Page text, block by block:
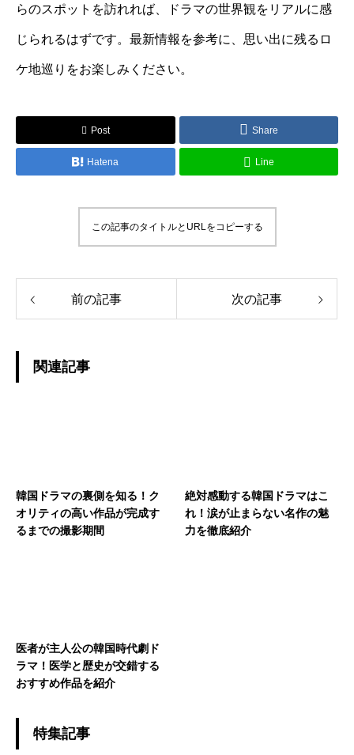
らのスポットを訪れれば、ドラマの世界観をリアルに感
じられるはずです。最新情報を参考に、思い出に残るロ
ケ地巡りをお楽しみください。
Post Share
Hatena Line
この記事のタイトルとURLをコピーする
前の記事 次の記事
関連記事
韓国ドラマの裏側を知る！ク
オリティの高い作品が完成す
るまでの撮影期間
絶対感動する韓国ドラマはこ
れ！涙が止まらない名作の魅
力を徹底紹介
医者が主人公の韓国時代劇ド
ラマ！医学と歴史が交錯する
おすすめ作品を紹介
特集記事